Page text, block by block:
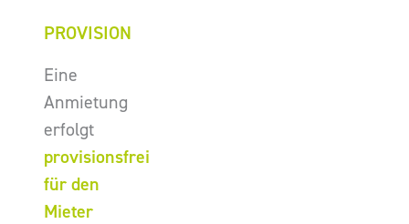
PROVISION
Eine
Anmietung
erfolgt
provisionsfrei
für den
Mieter